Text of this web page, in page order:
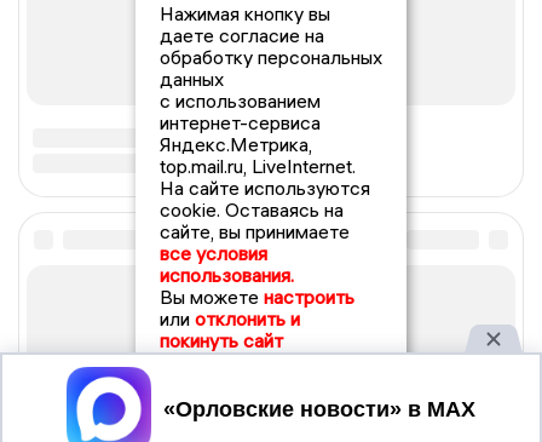
Нажимая кнопку вы
даете согласие на
обработку персональных
данных
с использованием
интернет-сервиса
Яндекс.Метрика,
top.mail.ru, LiveInternet.
На сайте используются
cookie. Оставаясь на
сайте, вы принимаете
все условия
использования.
Вы можете настроить
или отклонить и
покинуть сайт
Принять